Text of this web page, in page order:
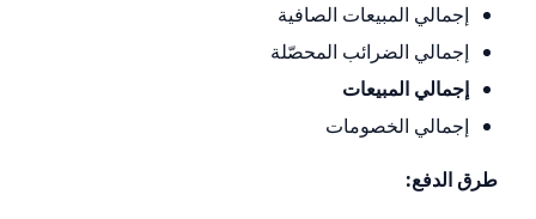
إجمالي المبيعات الصافية
إجمالي الضرائب المحصّلة
إجمالي المبيعات
إجمالي الخصومات
طرق الدفع: